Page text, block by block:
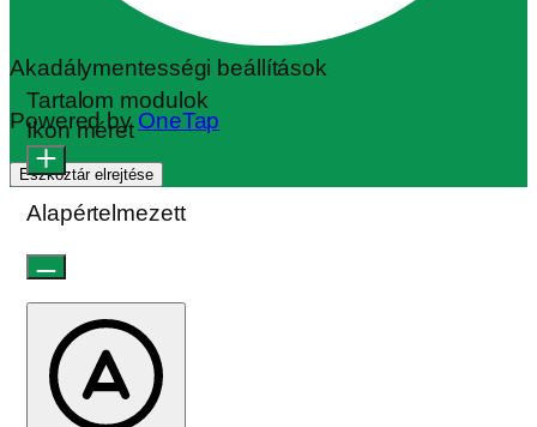
Akadálymentességi beállítások
Powered byOneTap
Eszköztár elrejtése
Tartalom modulok
Ikon méret
Alapértelmezett